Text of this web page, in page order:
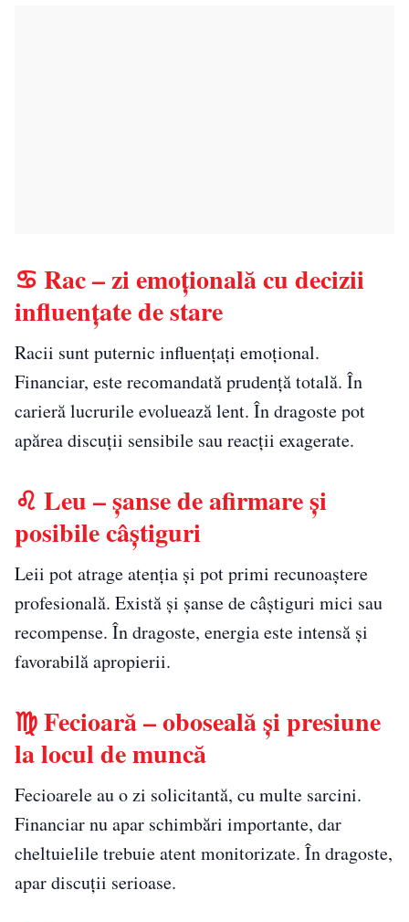
♋ Rac – zi emoțională cu decizii
influențate de stare
Racii sunt puternic influențați emoțional.
Financiar, este recomandată prudență totală. În
carieră lucrurile evoluează lent. În dragoste pot
apărea discuții sensibile sau reacții exagerate.
♌ Leu – șanse de afirmare și
posibile câștiguri
Leii pot atrage atenția și pot primi recunoaștere
profesională. Există și șanse de câștiguri mici sau
recompense. În dragoste, energia este intensă și
favorabilă apropierii.
♍ Fecioară – oboseală și presiune
la locul de muncă
Fecioarele au o zi solicitantă, cu multe sarcini.
Financiar nu apar schimbări importante, dar
cheltuielile trebuie atent monitorizate. În dragoste,
apar discuții serioase.